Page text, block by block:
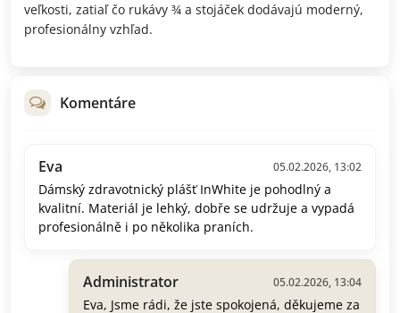
veľkosti, zatiaľ čo rukávy ¾ a stojáček dodávajú moderný,
profesionálny vzhľad.
Komentáre
Eva 05.02.2026, 13:02
Dámský zdravotnický plášť InWhite je pohodlný a
kvalitní. Materiál je lehký, dobře se udržuje a vypadá
profesionálně i po několika praních.
Administrator 05.02.2026, 13:04
Eva, Jsme rádi, že jste spokojená, děkujeme za